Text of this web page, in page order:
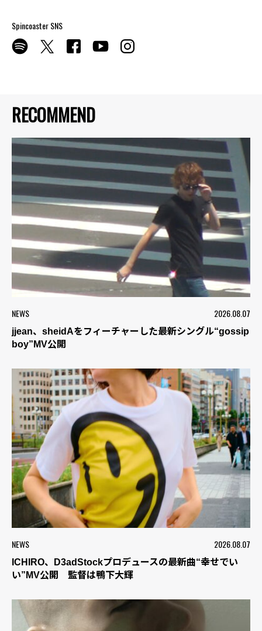
RECOMMEND
NEWS 2026.08.07
jjean、sheidAをフィーチャーした最新シングル“gossip
boy”MV公開
NEWS 2026.08.07
ICHIRO、D3adStockプロデュースの最新曲“幸せでい
い”MV公開 監督は鴨下大輝
Spincoaster SNS